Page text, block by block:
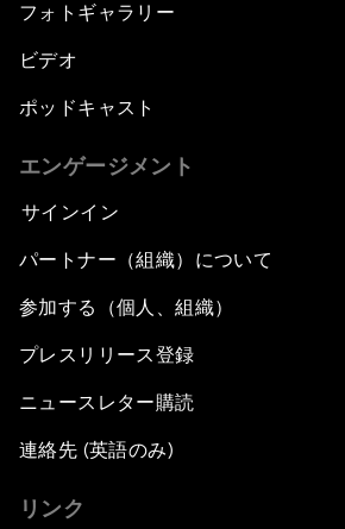
フォトギャラリー
ビデオ
ポッドキャスト
エンゲージメント
サインイン
パートナー（組織）について
参加する（個人、組織）
プレスリリース登録
ニュースレター購読
連絡先 (英語のみ)
リンク